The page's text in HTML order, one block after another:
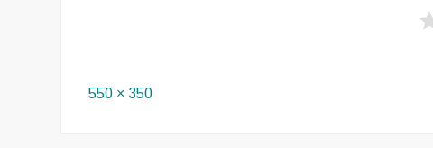
Full
550 × 350